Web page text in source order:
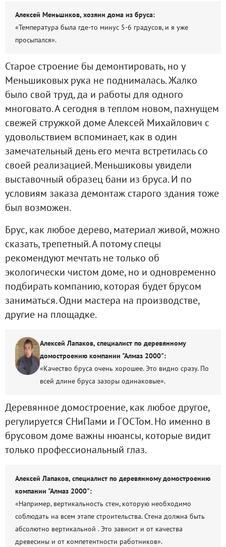
Алексей Меньшиков, хозяин дома из бруса:
«Температура была где-то минус 5-6 градусов, и я уже
просыпался».
Старое строение бы демонтировать, но у
Меньшиковых рука не поднималась. Жалко
было свой труд, да и работы для одного
многовато. А сегодня в теплом новом, пахнущем
свежей стружкой доме Алексей Михайлович с
удовольствием вспоминает, как в один
замечательный день его мечта встретилась со
своей реализацией. Меньшиковы увидели
выставочный образец бани из бруса. И по
условиям заказа демонтаж старого здания тоже
был возможен.
Брус, как любое дерево, материал живой, можно
сказать, трепетный. А потому спецы
рекомендуют мечтать не только об
экологически чистом доме, но и одновременно
подбирать компанию, которая будет брусом
заниматься. Одни мастера на производстве,
другие на площадке.
Алексей Лапаков, специалист по деревянному
домостроению компании "Алмаз 2000":
«Качество бруса очень хорошее. Это видно сразу. По
всей длине бруса зазоры одинаковые».
Деревянное домостроение, как любое другое,
регулируется СНиПами и ГОСТом. Но именно в
брусовом доме важны нюансы, которые видит
только профессиональный глаз.
Алексей Лапаков, специалист по деревянному домостроению
компании "Алмаз 2000":
«Например, вертикальность стен, которую необходимо
соблюдать на всем этапе строительства. Стена должна быть
абсолютно вертикальной . Это зависит и от качества
древесины и от компетентности работников».